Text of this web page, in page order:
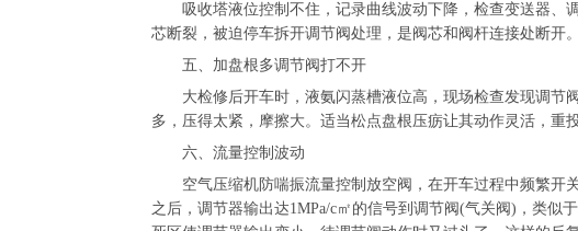
吸收塔液位控制不住，记录曲线波动下降，检查变送器、
芯断裂，被迫停车拆开调节阀处理，是阀芯和阀杆连接处断开
五、加盘根多调节阀打不开
大检修后开车时，液氨闪蒸槽液位高，现场检查发现调节
多，压得太紧，摩擦大。适当松点盘根压疬让其动作灵活，重投
六、流量控制波动
空气压缩机防喘振流量控制放空阀，在开车过程中频繁开
之后，调节器输出达1MPa/c㎡的信号到调节阀(气关阀)，类